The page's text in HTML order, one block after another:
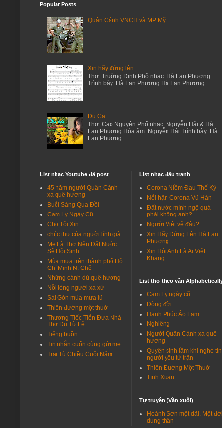
Kính các NT,Chúng tôi: Th/S I Trần Thế V…
Shannon Duke
Depression leads to the decline of menta…
Beatrice Jackson
Nguyễn Hải - Du ca
Tổng Thống Trump! tôi yêu mến và kính ph…
Nguyễn Hải - Du ca
Nguyễn Hải - Du ca
*Biệt ly hè trước chưa quen hẹnHôi ngộ X…
Nguyễn Hải - Du ca
Nguyễn Hải - Du ca
Bài viếng mộ Lê Thị Thảo của Niên Trưởng…
Nguyễn Hải - Du ca
https://giaohoatoanquoc.com/wp-content/u…
Nguyễn Hải - Du ca
Thành Kính phân ưu cùng gia quyến[img]ht…
Michael Alexander
Fine method of telling, and enjoyable ar…
Nguyễn Hải - Du ca
Cảm ơn 2 bạn đã quan tâm, chỉ là chuyện …
Hoàng Lan
Bác QC Trần Hữu Tâm: Bản tin tiểu sử về …
Trần Bền
Người bạn QC Trần Hữu Tâm có lẽ hơi lú v…
Việt Nam Cộng Hòa vẫn còn có những anh h…
Ngô Quang Trưởng là vị Tướng được lòng d…
Popular Posts
Quân Cảnh VNCH và MP Mỹ
Xin hãy đứng lên
Thơ: Trường Đinh Phổ nhạc: Hà Lan Phương
Trình bày: Hà Lan Phương Hà Lan Phương
Du Ca
Thơ: Cao Nguyên Phổ nhạc: Nguyễn Hải & Hà
Lan Phương Hòa âm: Nguyễn Hải Trình bày: Hà
Lan Phương
List nhạc Youtube đã post
45 năm người Quân Cảnh
xa quê hương
Buổi Sáng Qua Đồi
Cam Ly Ngày Cũ
Cho Tôi Xin
chúc thư của người lính già
Mẹ Là Thơ Nên Đất Nước
Sẽ Hồi Sinh
Mùa mưa trên thành phố Hồ
Chí Minh N. Chế
Những cánh dù quê hương
Nỗi lòng người xa xứ
Sài Gòn mùa mưa lũ
Thiên đường một thuở
Thương Tiếc Tiễn Đưa Nhà
Thơ Du Từ Lê
Tiếng buồn
Tin nhắn cuốn cùng gửi mẹ
Trại Tù Chiều Cuối Năm
List nhạc đấu tranh
Corona Niềm Đau Thế Kỷ
Nỗi hận Corona Vũ Hán
Đất nước mình ngộ quá
phải không anh?
Người Việt về đâu?
Xin Hãy Đứng Lên Hà Lan
Phương
Xin Hỏi Anh Là Ai Việt
Khang
List thơ theo vần
Cam Ly ngày cũ
Dòng đời
Hạnh Phúc Áo Lam
Nghiêng
Người Quân Cảnh xa quê
hương
Quyên sinh lầm khi nghe tin
người yêu tử trận
Thiên Đuờng Một Thuở
Tình Xuân
Tự truyện (Văn xuôi)
Hoành Sơn một dãi. Một đời
dung thân